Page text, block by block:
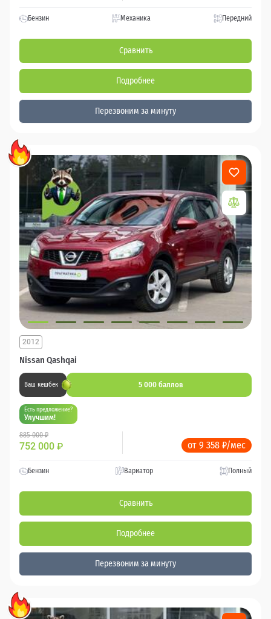
Бензин Механика Передний
Сравнить
Подробнее
Перезвоним за минуту
Nissan Qashqai
2012
Ваш кешбек 5 000 баллов
Есть предложение?
Улучшим!
885 000 ₽
752 000 ₽ от 9 358 ₽/мес
Бензин Вариатор Полный
Сравнить
Подробнее
Перезвоним за минуту